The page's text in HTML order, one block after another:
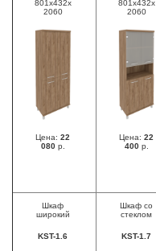
801x432x
2060
Цена: 22
080р.
801x432x
2060
Цена: 22
400 р.
Шкаф
широкий
KST-1.6
Шкаф со
стеклом
KST-1.7